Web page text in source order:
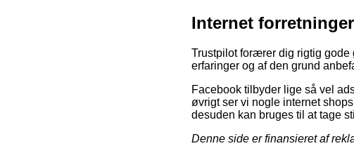
Internet
Trustpilot forærer dig rigtig
erfaringer og af den grund
Facebook tilbyder lige så vel
øvrigt ser vi nogle internet
desuden kan bruges til at tage
Denne side er finansieret af